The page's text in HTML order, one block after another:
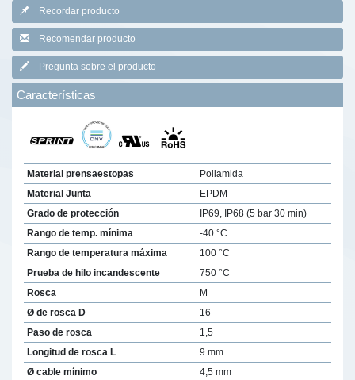
Recordar producto
Recomendar producto
Pregunta sobre el producto
Características
Material prensaestopas
Poliamida
Material Junta
EPDM
Grado de protección
IP69, IP68 (5 bar 30 min)
Rango de temp. mínima
-40 °C
Rango de temperatura máxima
100 °C
Prueba de hilo incandescente
750 °C
Rosca
M
Ø de rosca D
16
Paso de rosca
1,5
Longitud de rosca L
9 mm
Ø cable mínimo
4,5 mm